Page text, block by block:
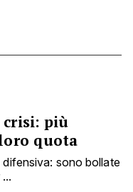
più
quota
difensiva: sono bollate